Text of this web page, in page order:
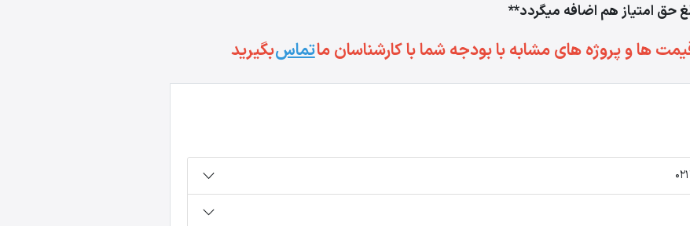
حق امتیاز هم اضافه میگردد**
ها و پروژه های مشابه با بودجه شما با کارشناسان ماتماسبگیرید